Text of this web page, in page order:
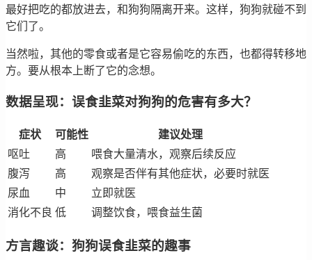
最好把吃的都放进去，和狗狗隔离开来。这样，狗狗就碰不到
它们了。
当然啦，其他的零食或者是它容易偷吃的东西，也都得转移地
方。要从根本上断了它的念想。
数据呈现：误食韭菜对狗狗的危害有多大？
症状 可能性
建议处理
呕吐
高
喂食大量清水，观察后续反应
腹泻
高
观察是否伴有其他症状，必要时就医
尿血
中
立即就医
消化不良 低 调整饮食，喂食益生菌
方言趣谈：狗狗误食韭菜的趣事